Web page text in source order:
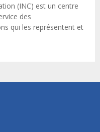
(INC) est un centre
des
qui les représentent et